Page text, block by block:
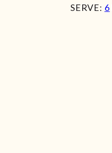
SERVE: 6